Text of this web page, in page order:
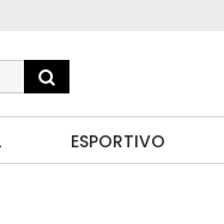
ESPORTIVO